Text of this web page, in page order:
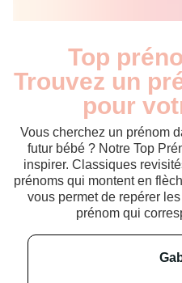
Top
Trouvez un
pour
Vous cherchez un prénom
futur bébé ? Notre Top
inspirer. Classiques
prénoms qui montent en
vous permet de repérer
prénom qui